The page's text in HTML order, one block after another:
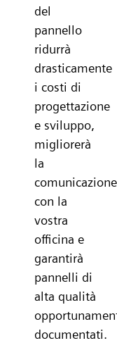
del
pannello
ridurrà
drasticamente
i costi di
progettazione
e sviluppo,
migliorerà
la
comunicazione
con la
vostra
officina e
garantirà
pannelli di
alta qualità
documentati.